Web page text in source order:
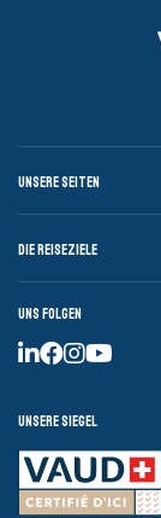
Unsere Seiten
Die Reiseziele
Uns folgen
Unsere Siegel